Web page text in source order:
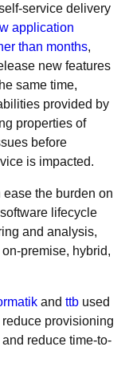
service delivery
application
than months,
new features
same time,
provided by
properties of
before
is impacted.
the burden on
lifecycle
and analysis,
premise, hybrid,
and ttb used
provisioning
reduce time-to-